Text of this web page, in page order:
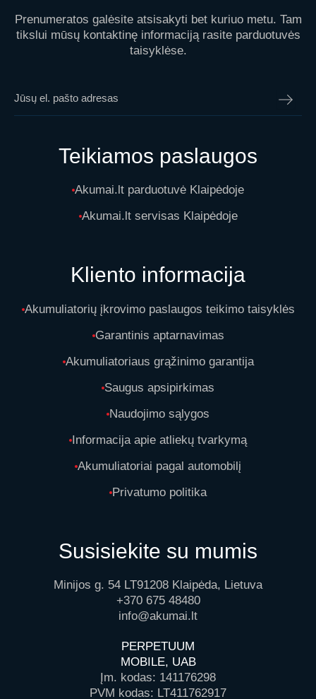
Prenumeratos galėsite atsisakyti bet kuriuo metu. Tam
tikslui mūsų kontaktinę informaciją rasite parduotuvės
taisyklėse.
Teikiamos paslaugos
Akumai.lt parduotuvė Klaipėdoje
Akumai.lt servisas Klaipėdoje
Kliento informacija
Akumuliatorių įkrovimo paslaugos teikimo taisyklės
Garantinis aptarnavimas
Akumuliatoriaus grąžinimo garantija
Saugus apsipirkimas
Naudojimo sąlygos
Informacija apie atliekų tvarkymą
Akumuliatoriai pagal automobilį
Privatumo politika
Susisiekite su mumis
Minijos g. 54 LT91208 Klaipėda, Lietuva
+370 675 48480
info@akumai.lt
PERPETUUM
MOBILE, UAB
Įm. kodas: 141176298
PVM kodas: LT411762917